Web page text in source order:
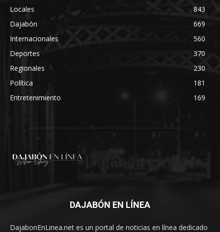
Locales
843
Dajabón
669
Internacionales
560
Deportes
370
Regionales
230
Política
181
Entretenimiento
169
DAJABÓN EN LÍNEA
DajabonEnLinea.net es un portal de noticias en línea dedicado